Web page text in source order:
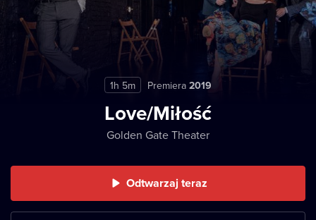
Zarejestruj się
1h 5m Premiera 2019
Love/Miłość
Golden Gate Theater
Odtwarzaj teraz